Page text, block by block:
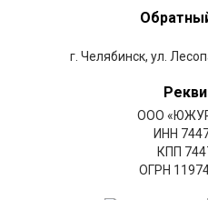
г. Челябинск, ул.
ООО
ИНН
КПП
ОГРН